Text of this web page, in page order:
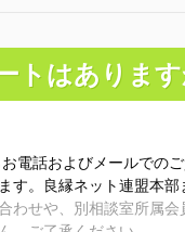
トはありま
電話およびメールでの
。良縁ネット連盟本部
せや、別相談室所属会